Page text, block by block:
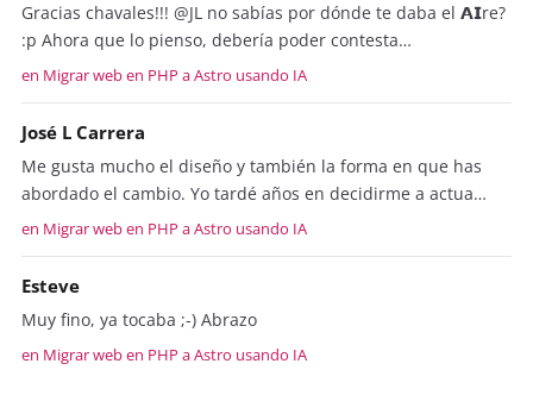
Gracias chavales!!! @JL no sabías por dónde te daba el 𝗔𝗜re?
:p Ahora que lo pienso, debería poder contesta…
en Migrar web en PHP a Astro usando IA
José L Carrera
Me gusta mucho el diseño y también la forma en que has
abordado el cambio. Yo tardé años en decidirme a actua…
en Migrar web en PHP a Astro usando IA
Esteve
Muy fino, ya tocaba ;-) Abrazo
en Migrar web en PHP a Astro usando IA